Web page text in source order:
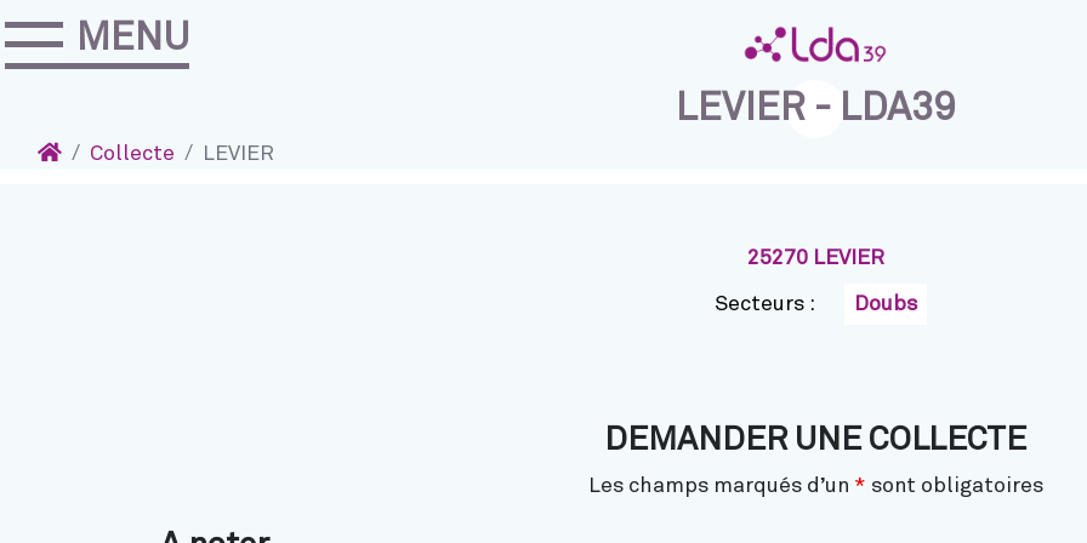
Accéder au contenu
MENU
LEVIER - LDA39
AccueilCollecte LEVIER
25270 LEVIER
Secteurs : Doubs
DEMANDER UNE COLLECTE
Les champs marqués d’un * sont obligatoires